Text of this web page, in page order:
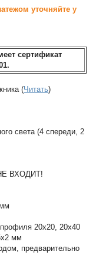
уточняйте у
сертификат
(Читать)
света (4 спереди, 2
НЕ ВХОДИТ!
20х20, 20х40
мм
предварительно